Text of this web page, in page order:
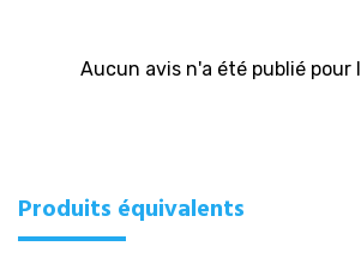
Aucun avis n'a été publié pour
Produits équivalents